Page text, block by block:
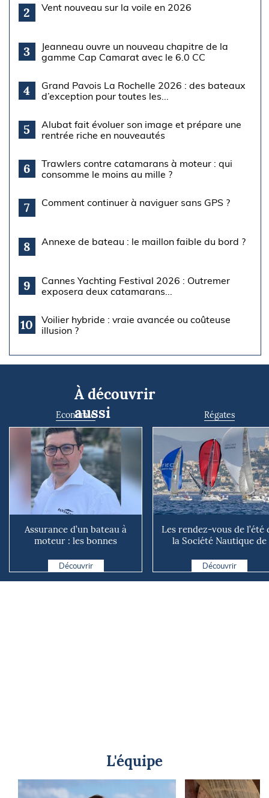
2 Vent nouveau sur la voile en 2026
3
Jeanneau ouvre un nouveau chapitre de la
gamme Cap Camarat avec le 6.0 CC
4
Grand Pavois La Rochelle 2026 : des bateaux
d’exception pour toutes les...
5
Alubat fait évoluer son image et prépare une
rentrée riche en nouveautés
6
Trawlers contre catamarans à moteur : qui
consomme le moins au mille ?
7 Comment continuer à naviguer sans GPS ?
8 Annexe de bateau : le maillon faible du bord ?
9
Cannes Yachting Festival 2026 : Outremer
exposera deux catamarans...
10
Voilier hybride : vraie avancée ou coûteuse
illusion ?
À découvrir
aussi
Economie
Assurance d’un bateau à
moteur : les bonnes
d...
Découvrir
Régates
Les rendez-vous de l’été
la Société Nautique de
Découvrir
L'équipe